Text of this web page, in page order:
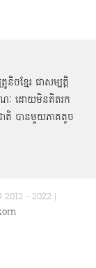
ខ្មែរ ជាសម្បតិ្ត
ណៈ ដោយមិនគិតរក
ាតិ បានមួយភាគតូច
- 2022 |